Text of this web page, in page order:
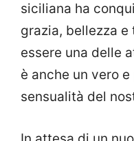
siciliana ha
grazia, bellezza
essere una delle
è anche un vero
sensualità del